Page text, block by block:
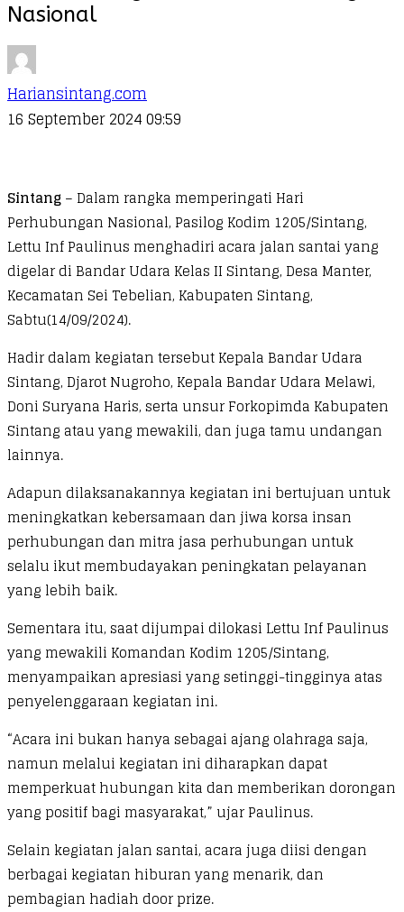
Nasional
Hariansintang.com
16 September 2024 09:59
Sintang– Dalam rangka memperingati Hari
Perhubungan Nasional, Pasilog Kodim 1205/Sintang,
Lettu Inf Paulinus menghadiri acara jalan santai yang
digelar di Bandar Udara Kelas II Sintang, Desa Manter,
Kecamatan Sei Tebelian, Kabupaten Sintang,
Sabtu(14/09/2024).
Hadir dalam kegiatan tersebut Kepala Bandar Udara
Sintang, Djarot Nugroho, Kepala Bandar Udara Melawi,
Doni Suryana Haris, serta unsur Forkopimda Kabupaten
Sintang atau yang mewakili, dan juga tamu undangan
lainnya.
Adapun dilaksanakannya kegiatan ini bertujuan untuk
meningkatkan kebersamaan dan jiwa korsa insan
perhubungan dan mitra jasa perhubungan untuk
selalu ikut membudayakan peningkatan pelayanan
yang lebih baik.
Sementara itu, saat dijumpai dilokasi Lettu Inf Paulinus
yang mewakili Komandan Kodim 1205/Sintang,
menyampaikan apresiasi yang setinggi-tingginya atas
penyelenggaraan kegiatan ini.
“Acara ini bukan hanya sebagai ajang olahraga saja,
namun melalui kegiatan ini diharapkan dapat
memperkuat hubungan kita dan memberikan dorongan
yang positif bagi masyarakat,” ujar Paulinus.
Selain kegiatan jalan santai, acara juga diisi dengan
berbagai kegiatan hiburan yang menarik, dan
pembagian hadiah door prize.